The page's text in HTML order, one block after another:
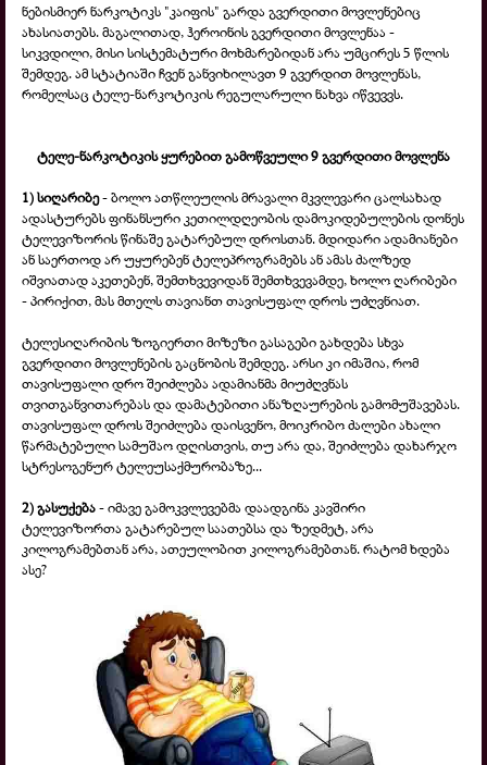
ნებისმიერ ნარკოტიკს "კაიფის" გარდა გვერდითი მოვლენებიც
ახასიათებს. მაგალითად, ჰეროინის გვერდითი მოვლენაა -
სიკვდილი, მისი სისტემატური მოხმარებიდან არა უმცირეს 5 წლის
შემდეგ. ამ სტატიაში ჩვენ განვიხილავთ 9 გვერდით მოვლენას,
რომელსაც ტელე-ნარკოტიკის რეგულარული ნახვა იწვევვს.
ტელე-ნარკოტიკის ყურებით გამოწვეული 9 გვერდითი მოვლენა
1) სიღარიბე- ბოლო ათწლეულის მრავალი მკვლევარი ცალსახად
ადასტურებს ფინანსური კეთილდღეობის დამოკიდებულების დონეს
ტელევიზორის წინაშე გატარებულ დროსთან. მდიდარი ადამიანები
ან საერთოდ არ უყურებენ ტელეპროგრამებს ან ამას ძალზედ
იშვიათად აკეთებენ, შემთხვევიდან შემთხვევამდე, ხოლო ღარიბები
- პირიქით, მას მთელს თავიანთ თავისუფალ დროს უძღვნიათ.
ტელესიღარიბის ზოგიერთი მიზეზი გასაგები გახდება სხვა
გვერდითი მოვლენების გაცნობის შემდეგ. არსი კი იმაშია, რომ
თავისუფალი დრო შეიძლება ადამიანმა მიუძღვნას
თვითგანვითარებას და დამატებითი ანაზღაურების გამომუშავებას.
თავისუფალ დროს შეიძლება დაისვენო, მოიკრიბო ძალები ახალი
წარმატებული სამუშაო დღისთვის, თუ არა და, შეიძლება დახარჯო
სტრესოგენურ ტელეუსაქმურობაზე...
2) გასუქება- იმავე გამოკვლევებმა დაადგინა კავშირი
ტელევიზორთა გატარებულ საათებსა და ზედმეტ, არა
კილოგრამებთან არა, ათეულობით კილოგრამებთან. რატომ ხდება
ასე?